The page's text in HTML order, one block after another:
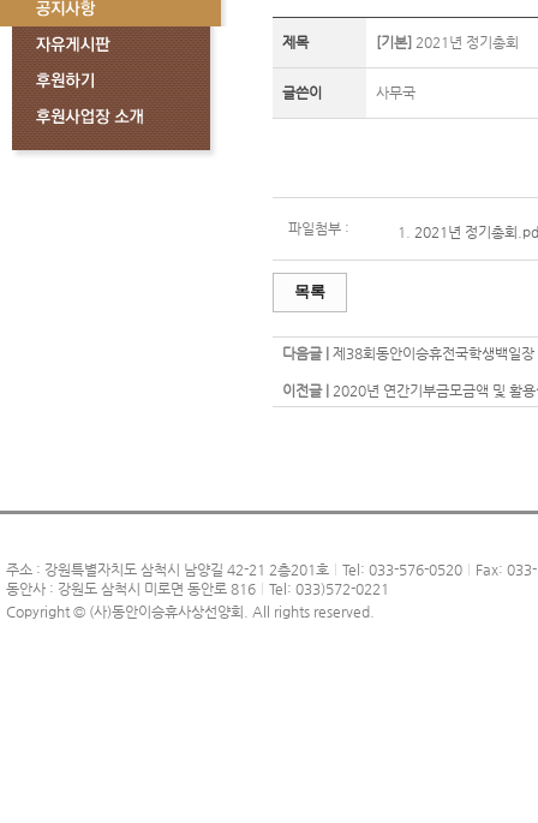
제목 [기본] 2021년 정기총회
글쓴이 사무국
파일첨부 : 1. 2021년 정기총회
목록
다음글 | 제38회동안이승휴전국학생백일
이전글 | 2020년 연간기부금모금액 및 활
주소 : 강원특별자치도 삼척시 남양길 42-21 2층201호 Tel: 033-576-0520
Fax:
동안사 : 강원도 삼척시 미로면 동안로 816
Tel: 033)572-0221
Copyright © (사)동안이승휴사상선양회. All rights reserved.